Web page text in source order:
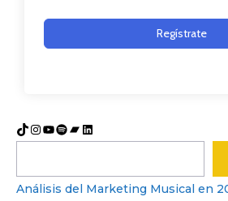
Regístrate
TikTok
Instagram
YouTube
Spotify
Bandcamp
LinkedIn
Análisis del Marketing Musical en